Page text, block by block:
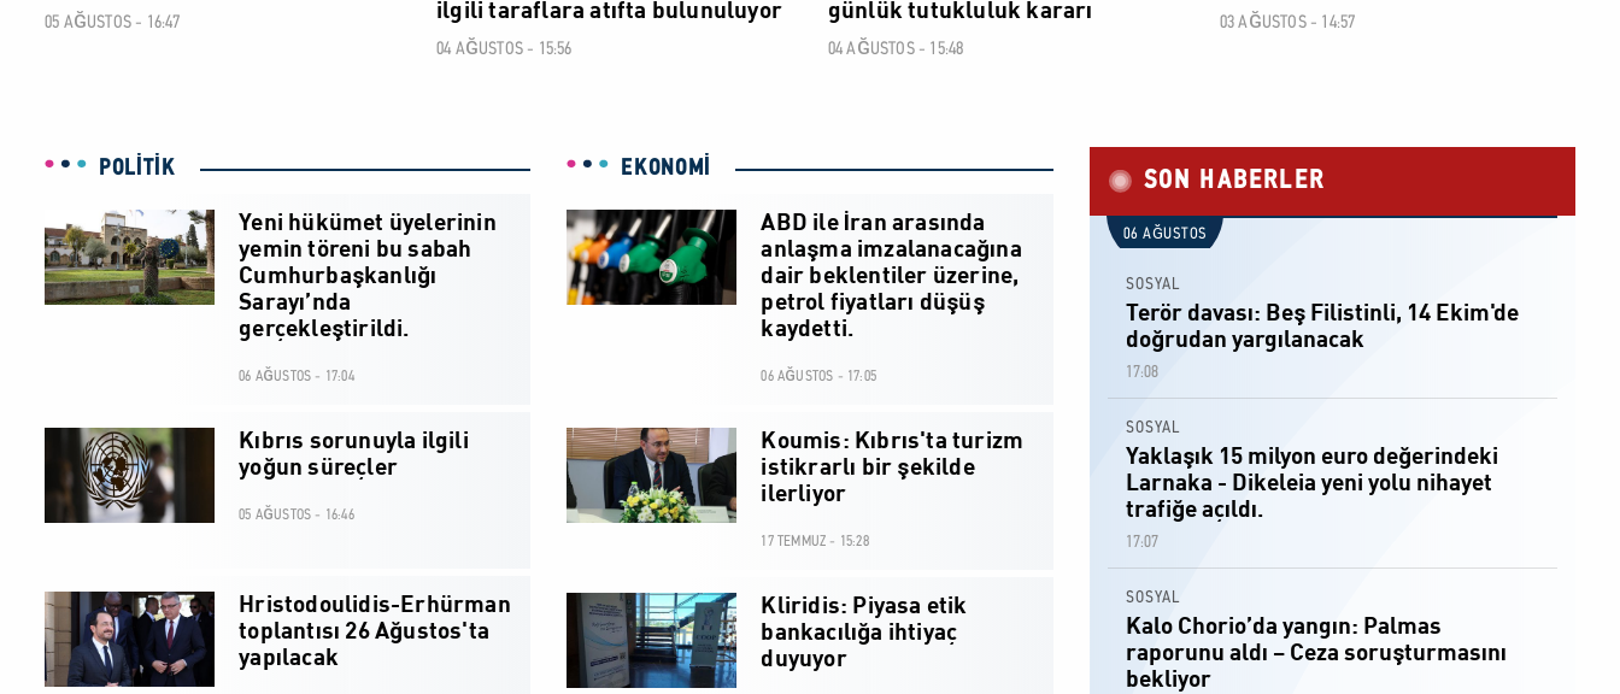
05 AĞUSTOS - 16:47
ilgili taraflara atıfta bulunuluyor
04 AĞUSTOS - 15:56
günlük tutukluluk kararı
04 AĞUSTOS - 15:48
03 AĞUSTOS - 14:57
POLİTİK
Yeni hükümet üyelerinin
yemin töreni bu sabah
Cumhurbaşkanlığı
Sarayı’nda
gerçekleştirildi.
06 AĞUSTOS - 17:04
Kıbrıs sorunuyla ilgili
yoğun süreçler
05 AĞUSTOS - 16:46
Hristodoulidis-Erhürman
toplantısı 26 Ağustos'ta
yapılacak
EKONOMİ
ABD ile İran arasında
anlaşma imzalanacağına
dair beklentiler üzerine,
petrol fiyatları düşüş
kaydetti.
06 AĞUSTOS - 17:05
Koumis: Kıbrıs'ta turizm
istikrarlı bir şekilde
ilerliyor
17 TEMMUZ - 15:28
Kliridis: Piyasa etik
bankacılığa ihtiyaç
duyuyor
SON HABERLER
06 AĞUSTOS
SOSYAL
Terör davası: Beş Filistinli, 14 Ekim'de
doğrudan yargılanacak
17:08
SOSYAL
Yaklaşık 15 milyon euro değerindeki
Larnaka - Dikeleia yeni yolu nihayet
trafiğe açıldı.
17:07
SOSYAL
Kalo Chorio’da yangın: Palmas
raporunu aldı – Ceza soruşturmasını
bekliyor